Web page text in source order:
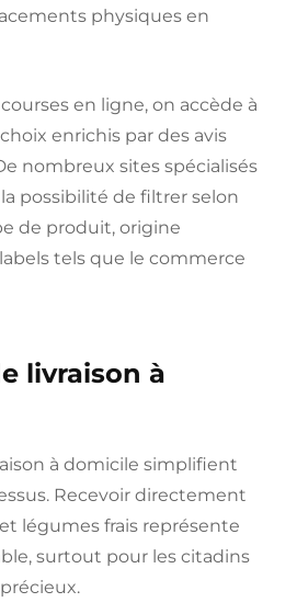
physiques en
en ligne, on accède à
enrichis par des avis
nombreux sites spécialisés
possibilité de filtrer selon
de produit, origine
tels que le commerce
livraison à
à domicile simplifient
Recevoir directement
légumes frais représente
surtout pour les citadins